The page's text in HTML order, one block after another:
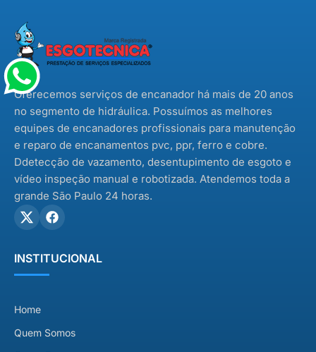
comprar […]
Oferecemos serviços de encanador há mais de 20 anos
no segmento de hidráulica. Possuímos as melhores
equipes de encanadores profissionais para manutenção
e reparo de encanamentos pvc, ppr, ferro e cobre.
Ddetecção de vazamento, desentupimento de esgoto e
vídeo inspeção manual e robotizada. Atendemos toda a
grande São Paulo 24 horas.
INSTITUCIONAL
Home
Quem Somos